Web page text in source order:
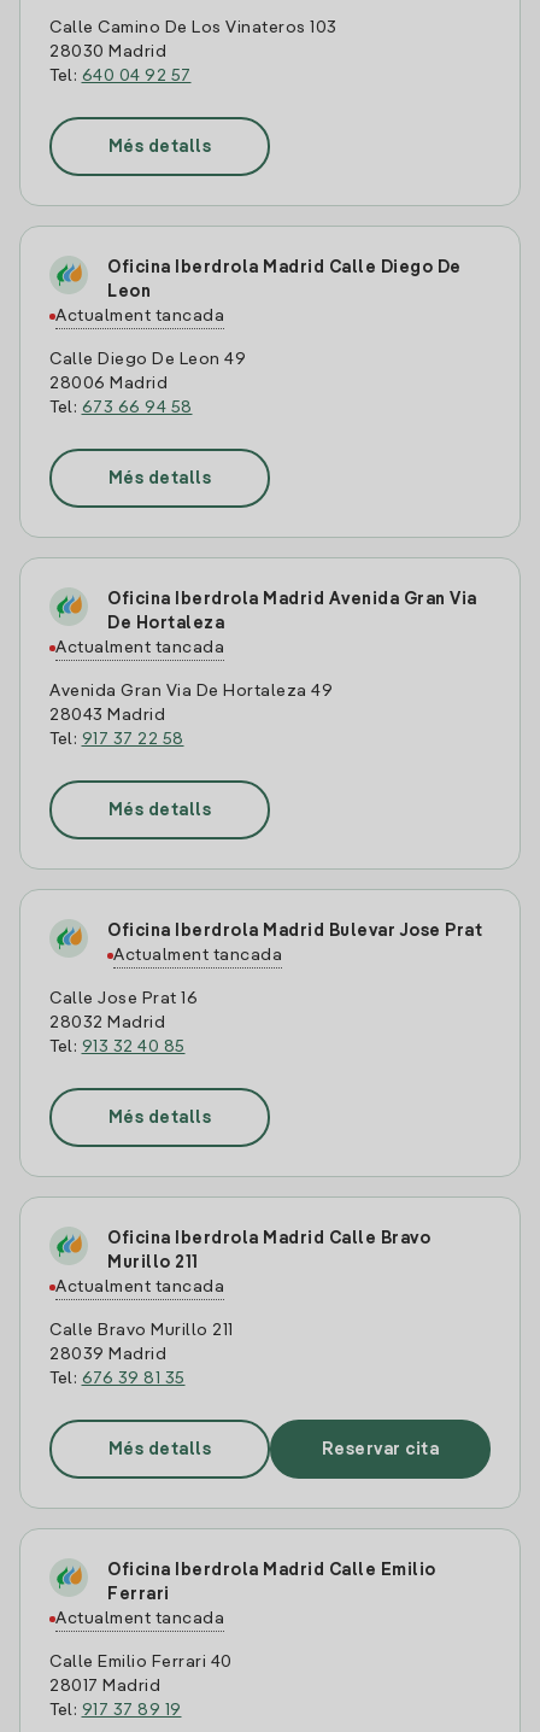
Calle Camino De Los Vinateros 103
28030 Madrid
Tel: 640 04 92 57
Més detalls
Oficina Iberdrola Madrid Calle Diego De
Leon
Actualment tancada
Calle Diego De Leon 49
28006 Madrid
Tel: 673 66 94 58
Més detalls
Oficina Iberdrola Madrid Avenida Gran Via
De Hortaleza
Actualment tancada
Avenida Gran Via De Hortaleza 49
28043 Madrid
Tel: 917 37 22 58
Més detalls
Oficina Iberdrola Madrid Bulevar Jose Prat
Actualment tancada
Calle Jose Prat 16
28032 Madrid
Tel: 913 32 40 85
Més detalls
Oficina Iberdrola Madrid Calle Bravo
Murillo 211
Actualment tancada
Calle Bravo Murillo 211
28039 Madrid
Tel: 676 39 81 35
Més detalls Reservar cita
Oficina Iberdrola Madrid Calle Emilio
Ferrari
Actualment tancada
Calle Emilio Ferrari 40
28017 Madrid
Tel: 917 37 89 19